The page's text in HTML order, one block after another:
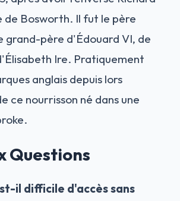
de Bosworth. Il fut le père
grand-père d'Édouard VI, de
Ire. Pratiquement
anglais depuis lors
ce nourrisson né dans une
Questions
il difficile d'accès sans